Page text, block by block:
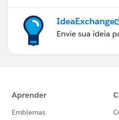
IdeaExchange
Envie sua ideia